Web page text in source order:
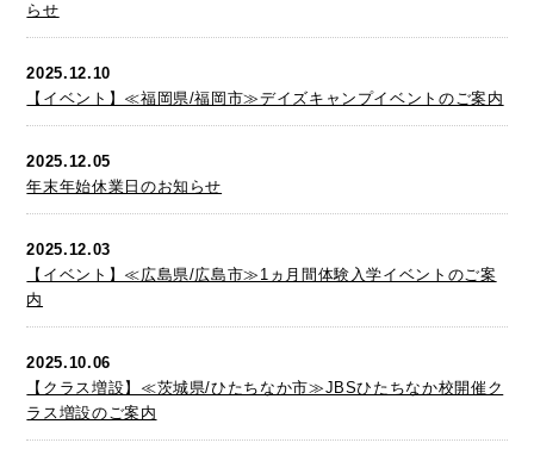
らせ
2025.12.10
【イベント】≪福岡県/福岡市≫デイズキャンプイベントのご案内
2025.12.05
年末年始休業日のお知らせ
2025.12.03
【イベント】≪広島県/広島市≫1ヵ月間体験入学イベントのご案
内
2025.10.06
【クラス増設】≪茨城県/ひたちなか市≫JBSひたちなか校開催ク
ラス増設のご案内